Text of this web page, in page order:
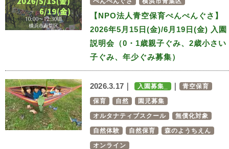
【NPO法人青空保育ぺんぺんぐさ】
2026年5月15日(金)/6月19日(金) 入園
説明会（0・1歳親子ぐみ、2歳小さい
子ぐみ、年少ぐみ募集）
2026.3.17｜ 入園募集_ 青空保育
保育 自然 園児募集
オルタナティブスクール 無償化対象
自然体験 自然保育 森のようちえん
オンライン